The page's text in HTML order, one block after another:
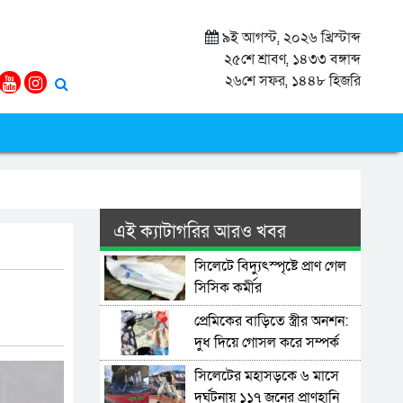
৯ই আগস্ট, ২০২৬ খ্রিস্টাব্দ
২৫শে শ্রাবণ, ১৪৩৩ বঙ্গাব্দ
২৬শে সফর, ১৪৪৮ হিজরি
এই ক্যাটাগরির আরও খবর
সিলেটে বিদ্যুৎস্পৃষ্টে প্রাণ গেল
সিসিক কর্মীর
প্রেমিকের বাড়িতে স্ত্রীর অনশন:
দুধ দিয়ে গোসল করে সম্পর্ক
বিচ্ছেদ স্বামীর
সিলেটের মহাসড়কে ৬ মাসে
দুর্ঘটনায় ১১৭ জনের প্রাণহানি